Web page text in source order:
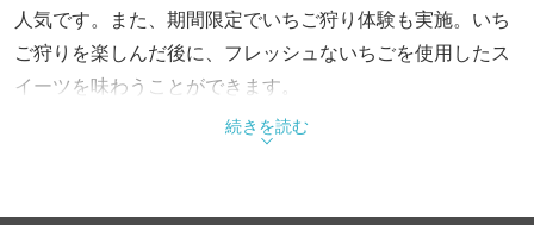
人気です。また、期間限定でいちご狩り体験も実施。いち
ご狩りを楽しんだ後に、フレッシュないちごを使用したス
イーツを味わうことができます。
続きを読む